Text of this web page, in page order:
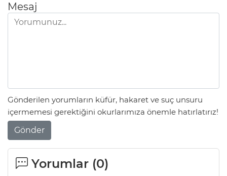
Mesaj
Gönderilen yorumların küfür, hakaret ve suç unsuru
içermemesi gerektiğini okurlarımıza önemle hatırlatırız!
Gönder
Yorumlar (0)